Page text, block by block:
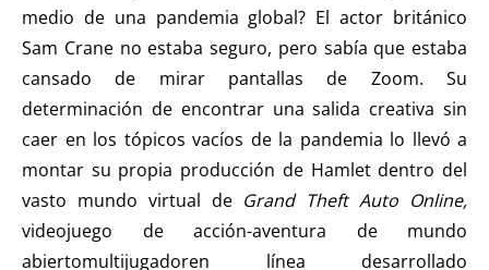
medio de una pandemia global? El actor británico
Sam Crane no estaba seguro, pero sabía que estaba
cansado de mirar pantallas de Zoom. Su
determinación de encontrar una salida creativa sin
caer en los tópicos vacíos de la pandemia lo llevó a
montar su propia producción de Hamlet dentro del
vasto mundo virtual de Grand Theft Auto Online,
videojuego de acción-aventura de mundo
abiertomultijugadoren línea desarrollado